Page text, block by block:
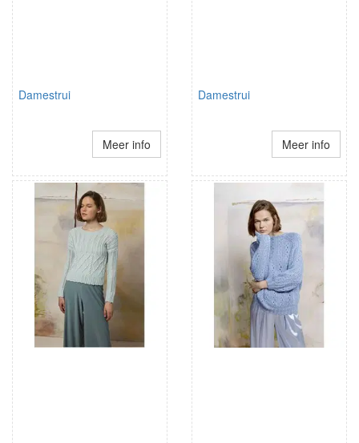
Damestrui
Meer info
Damestrui
Meer info